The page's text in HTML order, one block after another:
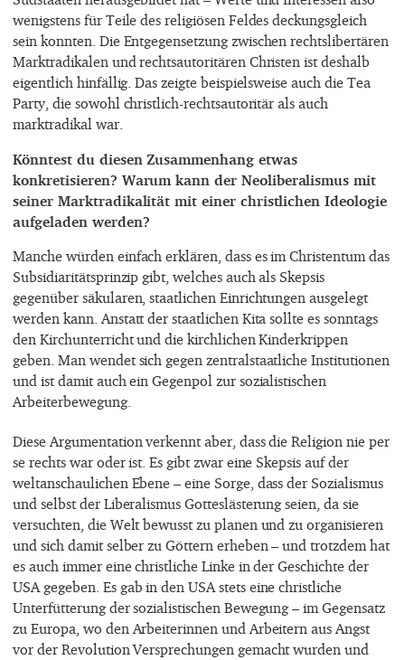
wenigstens für Teile des religiösen Feldes deckungsgleich
sein konnten. Die Entgegensetzung zwischen rechtslibertären
Marktradikalen und rechtsautoritären Christen ist deshalb
eigentlich hinfällig. Das zeigte beispielsweise auch die Tea
Party, die sowohl christlich-rechtsautoritär als auch
marktradikal war.
Könntest du diesen Zusammenhang etwas
konkretisieren? Warum kann der Neoliberalismus mit
seiner Marktradikalität mit einer christlichen Ideologie
aufgeladen werden?
Manche würden einfach erklären, dass es im Christentum das
Subsidiaritätsprinzip gibt, welches auch als Skepsis
gegenüber säkularen, staatlichen Einrichtungen ausgelegt
werden kann. Anstatt der staatlichen Kita sollte es sonntags
den Kirchunterricht und die kirchlichen Kinderkrippen
geben. Man wendet sich gegen zentralstaatliche Institutionen
und ist damit auch ein Gegenpol zur sozialistischen
Arbeiterbewegung.
Diese Argumentation verkennt aber, dass die Religion nie per
se rechts war oder ist. Es gibt zwar eine Skepsis auf der
weltanschaulichen Ebene – eine Sorge, dass der Sozialismus
und selbst der Liberalismus Gotteslästerung seien, da sie
versuchten, die Welt bewusst zu planen und zu organisieren
und sich damit selber zu Göttern erheben – und trotzdem hat
es auch immer eine christliche Linke in der Geschichte der
USA gegeben. Es gab in den USA stets eine christliche
Unterfütterung der sozialistischen Bewegung – im Gegensatz
zu Europa, wo den Arbeiterinnen und Arbeitern aus Angst
vor der Revolution Versprechungen gemacht wurden und